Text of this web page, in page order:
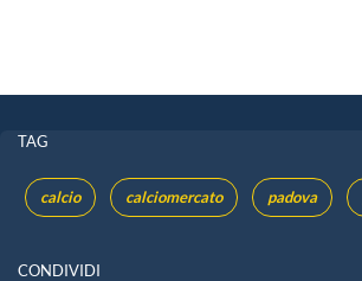
TAG
calcio calciomercato padova
CONDIVIDI